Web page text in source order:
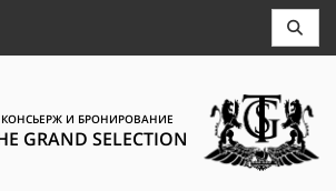
КОНСЬЕРЖ И БРОНИРОВАНИЕ
GRAND SELECTION